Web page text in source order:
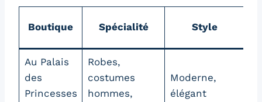
Boutique Spécialité Style
Au Palais
des
Princesses
Robes,
costumes
hommes,
Moderne,
élégant